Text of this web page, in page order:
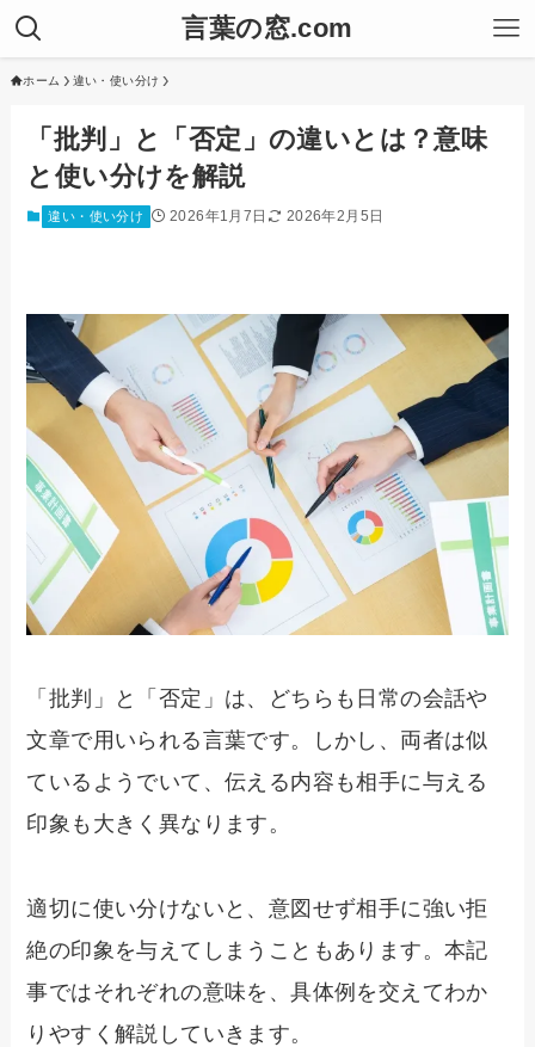
言葉の窓.com
ホーム 違い・使い分け
「批判」と「否定」の違いとは？意味
と使い分けを解説
違い・使い分け 2026年1月7日 2026年2月5日
「批判」と「否定」は、どちらも日常の会話や
文章で用いられる言葉です。しかし、両者は似
ているようでいて、伝える内容も相手に与える
印象も大きく異なります。
適切に使い分けないと、意図せず相手に強い拒
絶の印象を与えてしまうこともあります。本記
事ではそれぞれの意味を、具体例を交えてわか
りやすく解説していきます。